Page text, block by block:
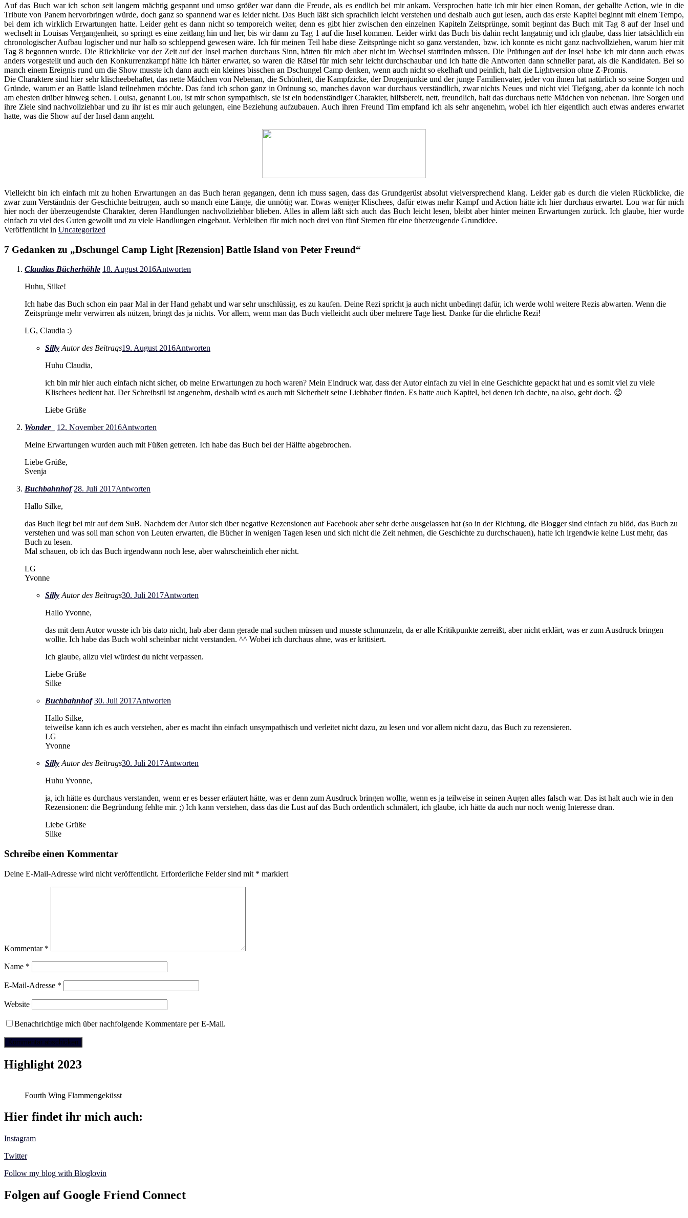
Auf das Buch war ich schon seit langem mächtig gespannt und umso größer war dann die Freude, als es endlich bei mir ankam. Versprochen hatte ich mir hier einen Roman, der geballte Action, wie in die
Tribute von Panem hervorbringen würde, doch ganz so spannend war es leider nicht. Das Buch läßt sich sprachlich leicht verstehen und deshalb auch gut lesen, auch das erste Kapitel beginnt mit einem Tempo,
bei dem ich wirklich Erwartungen hatte. Leider geht es dann nicht so temporeich weiter, denn es gibt hier zwischen den einzelnen Kapiteln Zeitsprünge, somit beginnt das Buch mit Tag 8 auf der Insel und
wechselt in Louisas Vergangenheit, so springt es eine zeitlang hin und her, bis wir dann zu Tag 1 auf die Insel kommen. Leider wirkt das Buch bis dahin recht langatmig und ich glaube, dass hier tatsächlich ein
chronologischer Aufbau logischer und nur halb so schleppend gewesen wäre. Ich für meinen Teil habe diese Zeitsprünge nicht so ganz verstanden, bzw. ich konnte es nicht ganz nachvollziehen, warum hier mit
Tag 8 begonnen wurde. Die Rückblicke vor der Zeit auf der Insel machen durchaus Sinn, hätten für mich aber nicht im Wechsel stattfinden müssen. Die Prüfungen auf der Insel habe ich mir dann auch etwas
anders vorgestellt und auch den Konkurrenzkampf hätte ich härter erwartet, so waren die Rätsel für mich sehr leicht durchschaubar und ich hatte die Antworten dann schneller parat, als die Kandidaten. Bei so
manch einem Ereignis rund um die Show musste ich dann auch ein kleines bisschen an Dschungel Camp denken, wenn auch nicht so ekelhaft und peinlich, halt die Lightversion ohne Z-Promis.
Die Charaktere sind hier sehr klischeebehaftet, das nette Mädchen von Nebenan, die Schönheit, die Kampfzicke, der Drogenjunkie und der junge Familienvater, jeder von ihnen hat natürlich so seine Sorgen und
Gründe, warum er an Battle Island teilnehmen möchte. Das fand ich schon ganz in Ordnung so, manches davon war durchaus verständlich, zwar nichts Neues und nicht viel Tiefgang, aber da konnte ich noch
am ehesten drüber hinweg sehen. Louisa, genannt Lou, ist mir schon sympathisch, sie ist ein bodenständiger Charakter, hilfsbereit, nett, freundlich, halt das durchaus nette Mädchen von nebenan. Ihre Sorgen und
ihre Ziele sind nachvollziehbar und zu ihr ist es mir auch gelungen, eine Beziehung aufzubauen. Auch ihren Freund Tim empfand ich als sehr angenehm, wobei ich hier eigentlich auch etwas anderes erwartet
hatte, was die Show auf der Insel dann angeht.
Vielleicht bin ich einfach mit zu hohen Erwartungen an das Buch heran gegangen, denn ich muss sagen, dass das Grundgerüst absolut vielversprechend klang. Leider gab es durch die vielen Rückblicke, die
zwar zum Verständnis der Geschichte beitrugen, auch so manch eine Länge, die unnötig war. Etwas weniger Klischees, dafür etwas mehr Kampf und Action hätte ich hier durchaus erwartet. Lou war für mich
hier noch der überzeugendste Charakter, deren Handlungen nachvollziehbar blieben. Alles in allem läßt sich auch das Buch leicht lesen, bleibt aber hinter meinen Erwartungen zurück. Ich glaube, hier wurde
einfach zu viel des Guten gewollt und zu viele Handlungen eingebaut. Verbleiben für mich noch drei von fünf Sternen für eine überzeugende Grundidee.
Veröffentlicht in Uncategorized
7 Gedanken zu „Dschungel Camp Light [Rezension] Battle Island von Peter Freund“
Claudias Bücherhöhle 18. August 2016Antworten
Huhu, Silke!
Ich habe das Buch schon ein paar Mal in der Hand gehabt und war sehr unschlüssig, es zu kaufen. Deine Rezi spricht ja auch nicht unbedingt dafür, ich werde wohl weitere Rezis abwarten. Wenn die
Zeitsprünge mehr verwirren als nützen, bringt das ja nichts. Vor allem, wenn man das Buch vielleicht auch über mehrere Tage liest. Danke für die ehrliche Rezi!
LG, Claudia :)
Silly Autor des Beitrags19. August 2016Antworten
Huhu Claudia,
ich bin mir hier auch einfach nicht sicher, ob meine Erwartungen zu hoch waren? Mein Eindruck war, dass der Autor einfach zu viel in eine Geschichte gepackt hat und es somit viel zu viele
Klischees bedient hat. Der Schreibstil ist angenehm, deshalb wird es auch mit Sicherheit seine Liebhaber finden. Es hatte auch Kapitel, bei denen ich dachte, na also, geht doch. 😉
Liebe Grüße
Wonder_
12. November 2016Antworten
Meine Erwartungen wurden auch mit Füßen getreten. Ich habe das Buch bei der Hälfte abgebrochen.
Liebe Grüße,
Svenja
Buchbahnhof 28. Juli 2017Antworten
Hallo Silke,
das Buch liegt bei mir auf dem SuB. Nachdem der Autor sich über negative Rezensionen auf Facebook aber sehr derbe ausgelassen hat (so in der Richtung, die Blogger sind einfach zu blöd, das Buch zu
verstehen und was soll man schon von Leuten erwarten, die Bücher in wenigen Tagen lesen und sich nicht die Zeit nehmen, die Geschichte zu durchschauen), hatte ich irgendwie keine Lust mehr, das
Buch zu lesen.
Mal schauen, ob ich das Buch irgendwann noch lese, aber wahrscheinlich eher nicht.
LG
Yvonne
Silly Autor des Beitrags30. Juli 2017Antworten
Hallo Yvonne,
das mit dem Autor wusste ich bis dato nicht, hab aber dann gerade mal suchen müssen und musste schmunzeln, da er alle Kritikpunkte zerreißt, aber nicht erklärt, was er zum Ausdruck bringen
wollte. Ich habe das Buch wohl scheinbar nicht verstanden. ^^ Wobei ich durchaus ahne, was er kritisiert.
Ich glaube, allzu viel würdest du nicht verpassen.
Liebe Grüße
Silke
Buchbahnhof 30. Juli 2017Antworten
Hallo Silke,
teiweilse kann ich es auch verstehen, aber es macht ihn einfach unsympathisch und verleitet nicht dazu, zu lesen und vor allem nicht dazu, das Buch zu rezensieren.
LG
Yvonne
Silly Autor des Beitrags30. Juli 2017Antworten
Huhu Yvonne,
ja, ich hätte es durchaus verstanden, wenn er es besser erläutert hätte, was er denn zum Ausdruck bringen wollte, wenn es ja teilweise in seinen Augen alles falsch war. Das ist halt auch wie in den
Rezensionen: die Begründung fehlte mir. ;) Ich kann verstehen, dass das die Lust auf das Buch ordentlich schmälert, ich glaube, ich hätte da auch nur noch wenig Interesse dran.
Liebe Grüße
Silke
Schreibe einen Kommentar
Deine E-Mail-Adresse wird nicht veröffentlicht. Erforderliche Felder sind mit * markiert
Kommentar *
Name *
E-Mail-Adresse *
Website
Benachrichtige mich über nachfolgende Kommentare per E-Mail.
Highlight 2023
Fourth Wing Flammengeküsst
Hier findet ihr mich auch:
Instagram
Twitter
Follow my blog with Bloglovin
Folgen auf Google Friend Connect